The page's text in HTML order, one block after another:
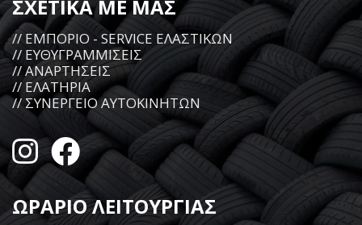
ΣΧΕΤΙΚΑ ΜΕ ΜΑΣ
// ΕΜΠΟΡΙΟ - SERVICE ΕΛΑΣΤΙΚΩΝ
// ΕΥΘΥΓΡΑΜΜΙΣΕΙΣ
// ΑΝΑΡΤΗΣΕΙΣ
// ΕΛΑΤΗΡΙΑ
// ΣΥΝΕΡΓΕΙΟ ΑΥΤΟΚΙΝΗΤΩΝ
ΩΡΑΡΙΟ ΛΕΙΤΟΥΡΓΙΑΣ